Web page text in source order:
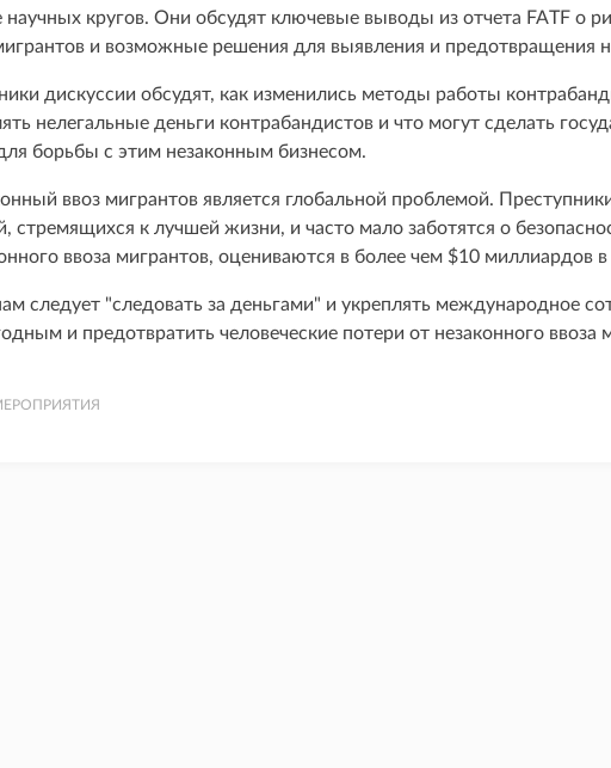
научных кругов. Они обсудят ключевые выводы из отчета FATF о
и возможные решения для выявления и предотвращения
дискуссии обсудят, как изменились методы работы
нелегальные деньги контрабандистов и что могут сделать
борьбы с этим незаконным бизнесом.
ввоз мигрантов является глобальной проблемой.
стремящихся к лучшей жизни, и часто мало заботятся о
ввоза мигрантов, оцениваются в более чем $10 миллиардов в
следует "следовать за деньгами" и укреплять международное
и предотвратить человеческие потери от незаконного ввоза